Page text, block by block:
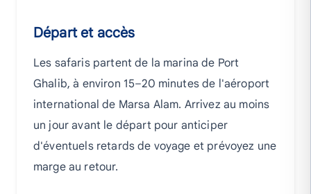
Départ et accès
Les safaris partent de la marina de Port
Ghalib, à environ 15–20 minutes de l'aéroport
international de Marsa Alam. Arrivez au moins
un jour avant le départ pour anticiper
d'éventuels retards de voyage et prévoyez une
marge au retour.